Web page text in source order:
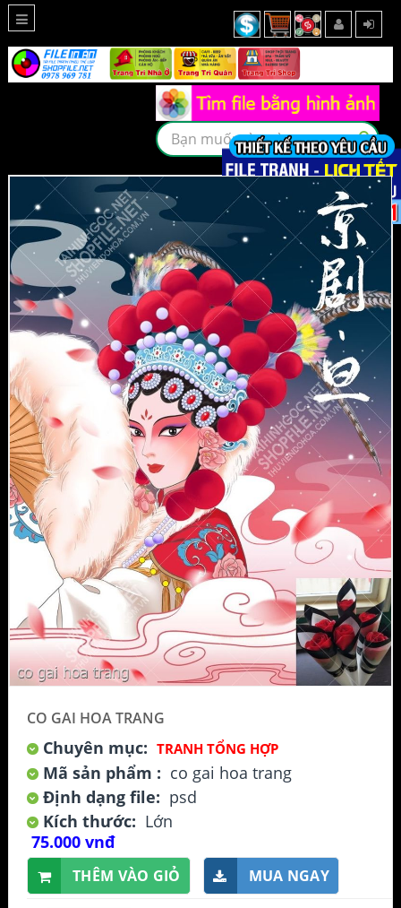
CO GAI HOA TRANG
Chuyên mục: TRANH TỔNG HỢP
Mã sản phẩm : co gai hoa trang
Định dạng file: psd
Kích thước: Lớn
75.000 vnđ
THÊM VÀO GIỎ MUA NGAY